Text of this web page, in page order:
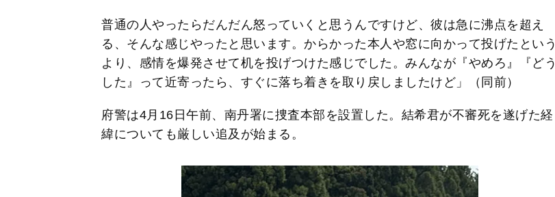
普通の人やったらだんだん怒っていくと思うんですけど、彼は急に沸点を超え
る、そんな感じやったと思います。からかった本人や窓に向かって投げたという
より、感情を爆発させて机を投げつけた感じでした。みんなが『やめろ』『どう
した』って近寄ったら、すぐに落ち着きを取り戻しましたけど」（同前）
府警は4月16日午前、南丹署に捜査本部を設置した。結希君が不審死を遂げた経
緯についても厳しい追及が始まる。